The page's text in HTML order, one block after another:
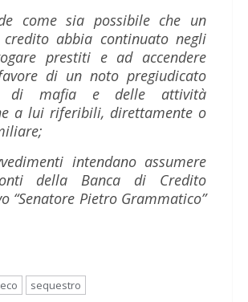
come sia possibile che un
abbia continuato negli
prestiti e ad accendere
di un noto pregiudicato
di mafia e delle attività
a lui riferibili, direttamente o
intendano assumere
della Banca di Credito
“Senatore Pietro Grammatico”
sequestro